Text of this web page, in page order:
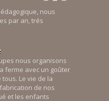
nous
par an, trés
nous organisons
ferme avec un goûter
Le vie de la
de nos
et les enfants